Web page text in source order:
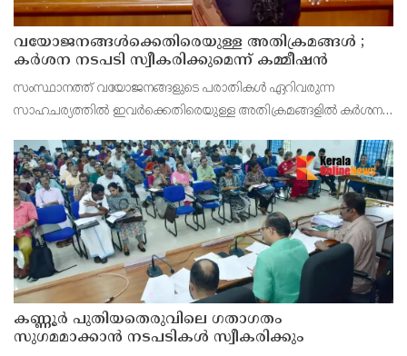
വയോജനങ്ങൾക്കെതിരെയുള്ള അതിക്രമങ്ങൾ ;
കർശന നടപടി സ്വീകരിക്കുമെന്ന് കമ്മീഷൻ
സംസ്ഥാനത്ത് വയോജനങ്ങളുടെ പരാതികൾ ഏറിവരുന്ന
സാഹചര്യത്തിൽ ഇവർക്കെതിരെയുള്ള അതിക്രമങ്ങളിൽ കർശന
കെ. സോമപ്രസാദ്.
കണ്ണൂർ പുതിയതെരുവിലെ ഗതാഗതം
സുഗമമാക്കാന്‍ നടപടികള്‍ സ്വീകരിക്കും